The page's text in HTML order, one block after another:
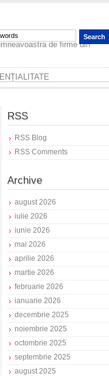
de firme din
RSS
RSS Blog
RSS Comments
Archive
august 2026
iulie 2026
iunie 2026
mai 2026
aprilie 2026
martie 2026
februarie 2026
ianuarie 2026
decembrie 2025
noiembrie 2025
octombrie 2025
septembrie 2025
august 2025